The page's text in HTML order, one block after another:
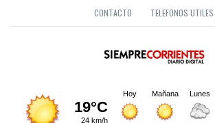
CONTACTO TELEFONOS UTILES